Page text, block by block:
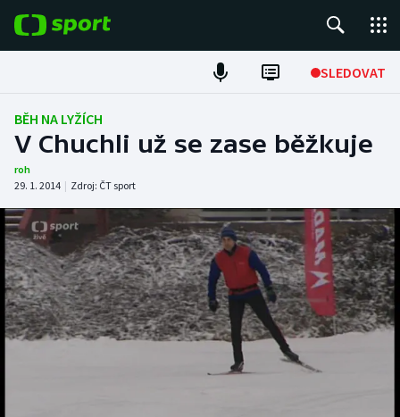
SLEDOVAT
Fotbal
Hokej
Atletika
Cyklistika
DALŠÍ SPORTY
BĚH NA LYŽÍCH
V Chuchli už se zase běžkuje
roh
29. 1. 2014 | Zdroj: ČT sport